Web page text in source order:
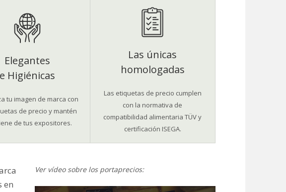
Elegantes
e Higiénicas
tu imagen de marca con
de precio y mantén
de tus expositores.
Las únicas
homologadas
Las etiquetas de precio cumplen
con la normativa de
compatibilidad alimentaria TÜV y
certificación ISEGA.
en
Ver vídeo sobre los portaprecios: